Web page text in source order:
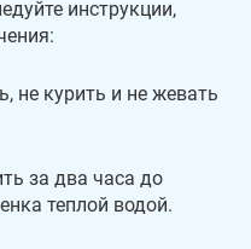
инструкции,
не курить и не жевать
за два часа до
теплой водой.